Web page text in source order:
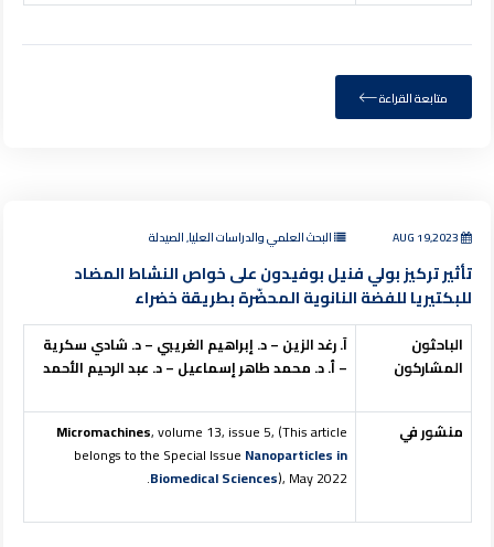
متابعة القراءة
البحث العلمي والدراسات العليا, الصيدلة
تأثير تركيز بولي فنيل بوفيدون على خواص النشاط المضاد
للبكتيريا للفضة النانوية المحضّرة بطريقة خضراء
الباحثون
المشاركون
آ.رغد الزين –د. إبراهيم الغريبي – د. شادي سكرية
– أ. د. محمد طاهر إسماعيل – د. عبد الرحيم الأحمد
منشور في Micromachines, volume 13, issue 5, (This article
belongs to the Special Issue Nanoparticles in
Biomedical Sciences), May 2022.